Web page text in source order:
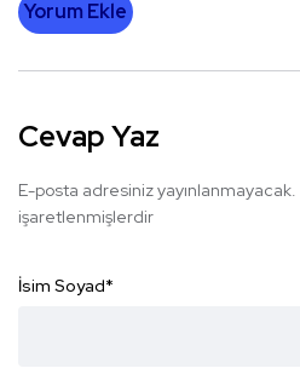
Yorum Ekle
Cevap Yaz
E-posta adresiniz yayınlanmayacak.
işaretlenmişlerdir
İsim Soyad*